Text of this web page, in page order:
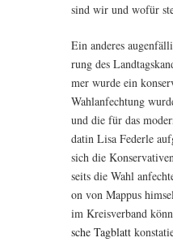
sind wir und wofür
Ein ande­res
rung des
mer wur­de ein
Wahl­an­fech­tung
und die für das
da­tin Lisa Feder­le
sich die
seits die Wahl
on von Map­pus
im Kreis­ver­band
sche Tag­blatt